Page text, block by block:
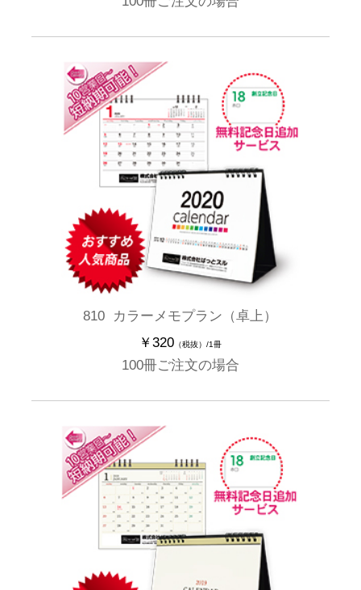
810 カラーメモプラン（卓上）
￥320 （税抜）/1冊
100冊ご注文の場合